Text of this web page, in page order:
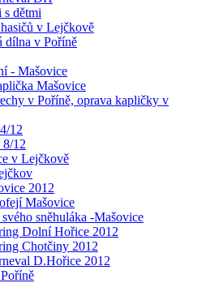
s dětmi
v Lejčkově
dílna v Poříně
- Mašovice
Mašovice
v Poříně, oprava kapličky v
12
12
v Lejčkově
2012
Mašovice
sněhuláka -Mašovice
Dolní Hořice 2012
Chotčiny 2012
D.Hořice 2012